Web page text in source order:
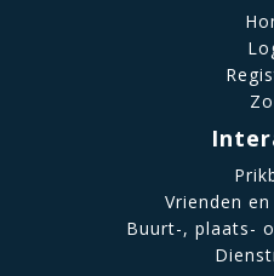
Vrienden
Buurt-, plaats-